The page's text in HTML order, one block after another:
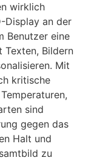
wirklich
Display an der
Benutzer eine
Texten, Bildern
Mit
kritische
sind
gegen das
Halt und
zu